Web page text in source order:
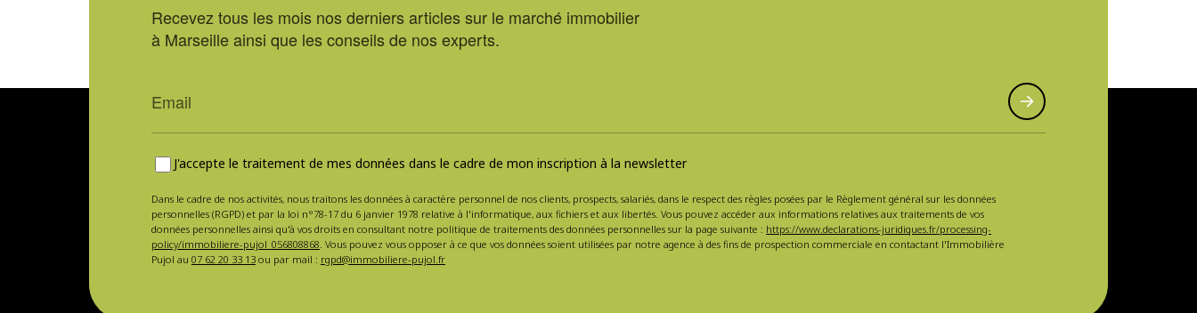
Recevez tous les mois nos derniers articles sur le marché immobilier
à Marseille ainsi que les conseils de nos experts.
J'accepte le traitement de mes données dans le cadre de mon inscription à la newsletter
Dans le cadre de nos activités, nous traitons les données à caractère personnel de nos clients, prospects, salariés, dans le respect des règles posées par le Règlement général sur les données
personnelles (RGPD) et par la loi n°78-17 du 6 janvier 1978 relative à l'informatique, aux fichiers et aux libertés. Vous pouvez accéder aux informations relatives aux traitements de vos
données personnelles ainsi qu'à vos droits en consultant notre politique de traitements des données personnelles sur la page suivante : https://www.declarations-juridiques.fr/processing-
policy/immobiliere-pujol_056808868. Vous pouvez vous opposer à ce que vos données soient utilisées par notre agence à des fins de prospection commerciale en contactant l'Immobilière
Pujol au 07 62 20 33 13 ou par mail : rgpd@immobiliere-pujol.fr